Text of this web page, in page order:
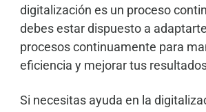
digitalización es un proceso
debes estar dispuesto a
procesos continuamente para
eficiencia y mejorar tus
Si necesitas ayuda en la